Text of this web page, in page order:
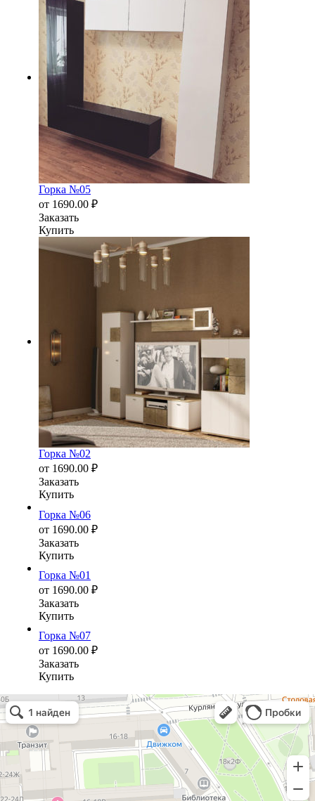
Горка №05
от 1690.00 ₽
Заказать
Купить
Горка №02
от 1690.00 ₽
Заказать
Купить
Горка №06
от 1690.00 ₽
Заказать
Купить
Горка №01
от 1690.00 ₽
Заказать
Купить
Горка №07
от 1690.00 ₽
Заказать
Купить